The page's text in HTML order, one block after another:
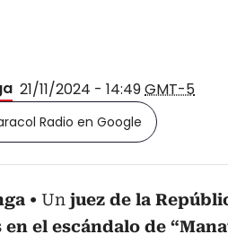
21/11/2024 - 14:49GMT-5
Radio en Google
Un juez de la
el escándalo de